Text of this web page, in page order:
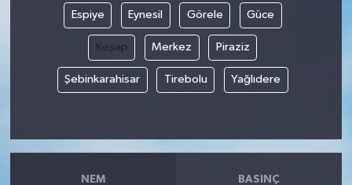
Espiye Eynesil Görele Güce
Keşap Merkez Piraziz
Şebinkarahisar Tirebolu Yağlıdere
NEM BASINÇ